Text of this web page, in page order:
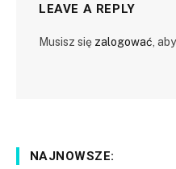
LEAVE A REPLY
Musisz się zalogować ,
NAJNOWSZE: